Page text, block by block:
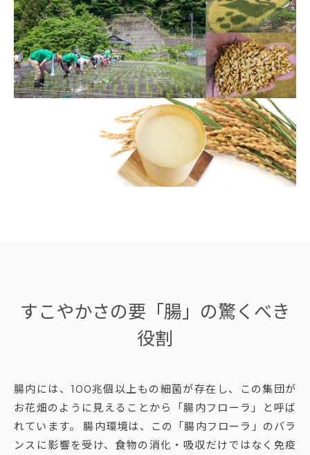
すこやかさの要「腸」の驚くべき
役割
腸内には、100兆個以上もの細菌が存在し、この集団が
お花畑のように見えることから「腸内フローラ」と呼ば
れています。 腸内環境は、この「腸内フローラ」のバラ
ンスに影響を受け、食物の消化・吸収だけではなく免疫